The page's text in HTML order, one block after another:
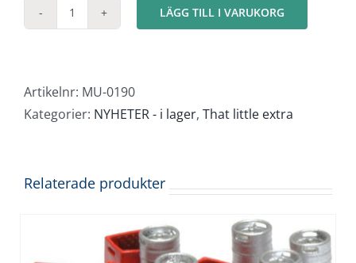
Avfallsbehållare
LÄGG TILL I VARUKORG
Artikelnr: MU-0190
Kategorier: NYHETER - i lager, That little extra
Relaterade produkter